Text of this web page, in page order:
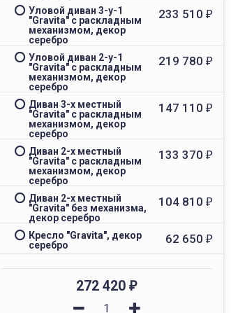
Уловой диван 3-у-1
"Gravita" с раскладным
механизмом, декор
серебро
233 510 ₽
Уловой диван 2-у-1
"Gravita" с раскладным
механизмом, декор
серебро
219 780 ₽
Диван 3-х местный
"Gravita" с раскладным
механизмом, декор
серебро
147 110 ₽
Диван 2-х местный
"Gravita" с раскладным
механизмом, декор
серебро
133 370 ₽
Диван 2-х местный
"Gravita" без механизма,
декор серебро
104 810 ₽
Кресло "Gravita", декор
серебро
62 650 ₽
272 420₽